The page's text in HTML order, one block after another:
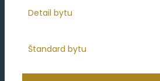
Detail bytu
Štandard bytu